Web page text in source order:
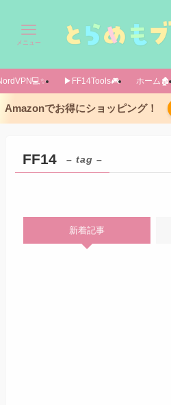
メニュー
▶FF14Tools🎮️ ホーム🏚️
Amazonでお得にショッピング！
FF14 – tag –
新着記事